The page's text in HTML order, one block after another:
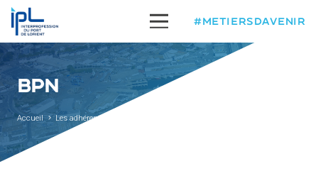
#METIERSDAVENIR
BPN
Accueil Les adhérents